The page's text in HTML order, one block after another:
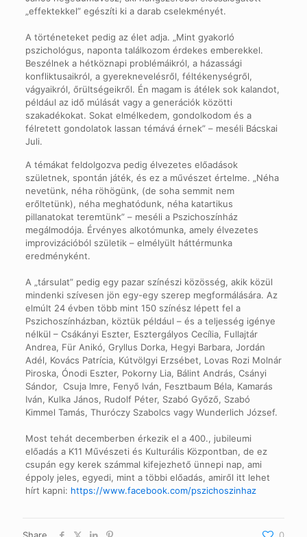
„effektekkel” egészíti ki a darab cselekményét.
A történeteket pedig az élet adja. „Mint gyakorló
pszichológus, naponta találkozom érdekes emberekkel.
Beszélnek a hétköznapi problémáikról, a házassági
konfliktusaikról, a gyereknevelésről, féltékenységről,
vágyaikról, őrültségeikről. Én magam is átélek sok kalandot,
például az idő múlását vagy a generációk közötti
szakadékokat. Sokat elmélkedem, gondolkodom és a
félretett gondolatok lassan témává érnek” – meséli Bácskai
Juli.
A témákat feldolgozva pedig élvezetes előadások
születnek, spontán játék, és ez a művészet értelme. „Néha
nevetünk, néha röhögünk, (de soha semmit nem
erőltetünk), néha meghatódunk, néha katartikus
pillanatokat teremtünk” – meséli a Pszichoszínház
megálmodója. Érvényes alkotómunka, amely élvezetes
improvizációból születik – elmélyült háttérmunka
eredményként.
A „társulat” pedig egy pazar színészi közösség, akik közül
mindenki szívesen jön egy-egy szerep megformálására. Az
elmúlt 24 évben több mint 150 színész lépett fel a
Pszichoszínházban, köztük például – és a teljesség igénye
nélkül – Csákányi Eszter, Esztergályos Cecília, Fullajtár
Andrea, Für Anikó, Gryllus Dorka, Hegyi Barbara, Jordán
Adél, Kovács Patrícia, Kútvölgyi Erzsébet, Lovas Rozi Molnár
Piroska, Ónodi Eszter, Pokorny Lia, Bálint András, Csányi
Sándor, Csuja Imre, Fenyő Iván, Fesztbaum Béla, Kamarás
Iván, Kulka János, Rudolf Péter, Szabó Győző, Szabó
Kimmel Tamás, Thuróczy Szabolcs vagy Wunderlich József.
Most tehát decemberben érkezik el a 400., jubileumi
előadás a K11 Művészeti és Kulturális Központban, de ez
csupán egy kerek számmal kifejezhető ünnepi nap, ami
éppoly jeles, egyedi, mint a többi előadás, amiről itt lehet
hírt kapni: https://www.facebook.com/pszichoszinhaz